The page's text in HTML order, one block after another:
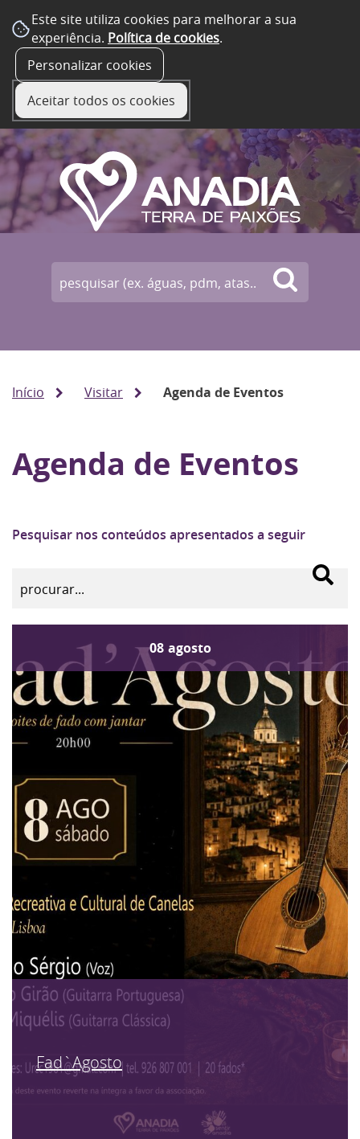
Este site utiliza cookies para melhorar a sua
experiência. Política de cookies.
Personalizar cookies
Aceitar todos os cookies
Início Visitar Agenda de Eventos
Agenda de Eventos
Pesquisar nos conteúdos apresentados a seguir
08 agosto
Fad`Agosto